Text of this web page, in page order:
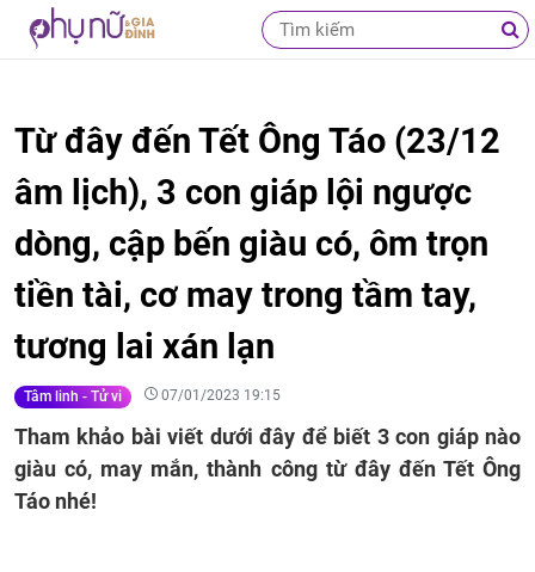
Từ đây đến Tết Ông Táo (23/12
âm lịch), 3 con giáp lội ngược
dòng, cập bến giàu có, ôm trọn
tiền tài, cơ may trong tầm tay,
tương lai xán lạn
Tâm linh - Tử vi 07/01/2023 19:15
Tham khảo bài viết dưới đây để biết 3 con giáp nào
giàu có, may mắn, thành công từ đây đến Tết Ông
Táo nhé!